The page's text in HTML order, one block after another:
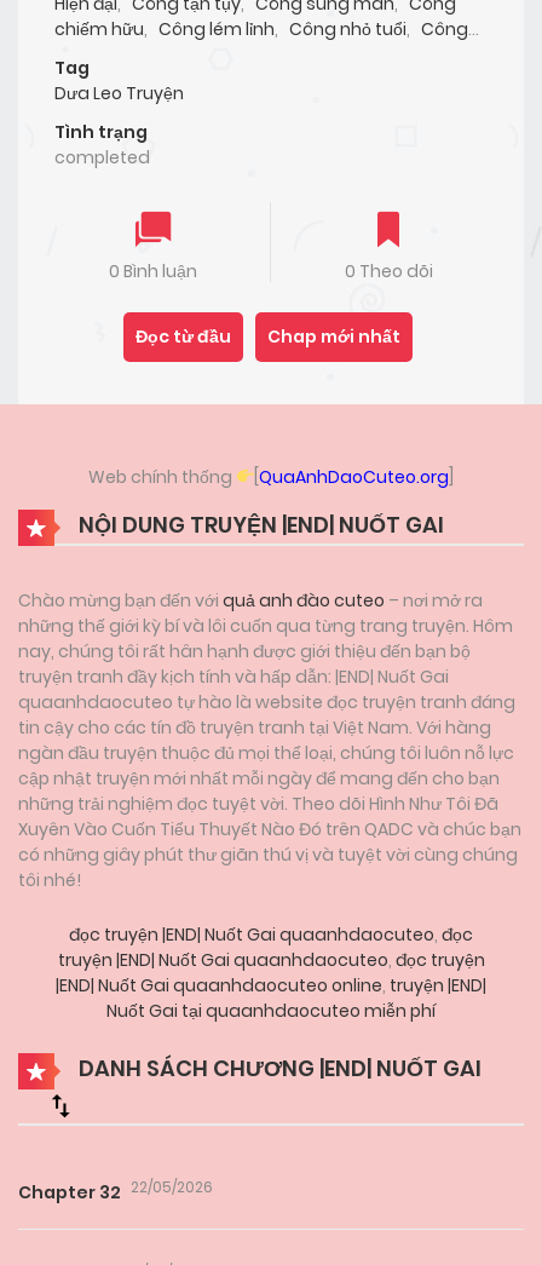
chiếm hữu, Công lém lỉnh, Công nhỏ tuổi, Công
dưới
Tag
Dưa Leo Truyện
Tình trạng
completed
0 Bình luận 0 Theo dõi
Đọc từ đầu Chap mới nhất
Web chính thống [QuaAnhDaoCuteo.org
NỘI DUNG TRUYỆN |END| NUỐT GAI
Chào mừng bạn đến với quả anh đào cuteo – nơi mở ra
những thế giới kỳ bí và lôi cuốn qua từng trang truyện. Hôm
nay, chúng tôi rất hân hạnh được giới thiệu đến bạn bộ
truyện tranh đầy kịch tính và hấp dẫn: |END| Nuốt Gai
quaanhdaocuteo tự hào là website đọc truyện tranh đáng
tin cậy cho các tín đồ truyện tranh tại Việt Nam. Với hàng
ngàn đầu truyện thuộc đủ mọi thể loại, chúng tôi luôn nỗ lực
cập nhật truyện mới nhất mỗi ngày để mang đến cho bạn
những trải nghiệm đọc tuyệt vời. Theo dõi Hình Như Tôi Đã
Xuyên Vào Cuốn Tiểu Thuyết Nào Đó trên QADC và chúc bạn
có những giây phút thư giãn thú vị và tuyệt vời cùng chúng
tôi nhé!
đọc truyện |END| Nuốt Gai quaanhdaocuteo, đọc
truyện |END| Nuốt Gai quaanhdaocuteo, đọc truyện
|END| Nuốt Gai quaanhdaocuteo online, truyện |END|
Nuốt Gai tại quaanhdaocuteo miễn phí
DANH SÁCH CHƯƠNG |END| NUỐT GAI
Chapter 32 22/05/2026